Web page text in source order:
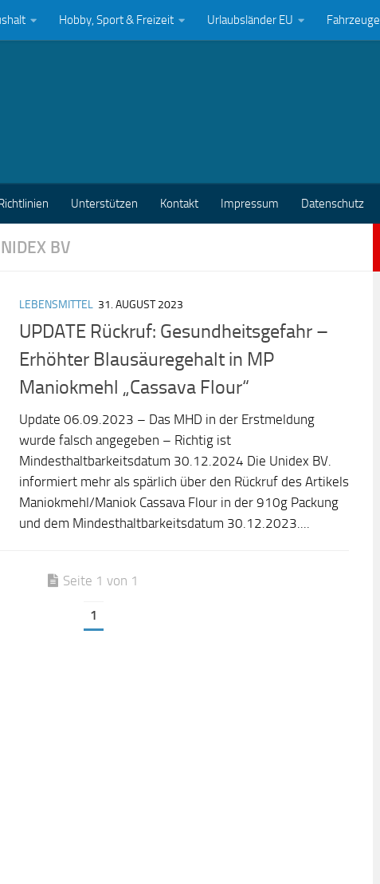
Hobby, Sport & Freizeit Urlaubsländer EU Fahrzeuge
Unterstützen Kontakt Impressum Datenschutz
BV
LEBENSMITTEL 31. AUGUST 2023
UPDATE Rückruf: Gesundheitsgefahr –
Erhöhter Blausäuregehalt in MP
Maniokmehl „Cassava Flour“
Update 06.09.2023 – Das MHD in der Erstmeldung
wurde falsch angegeben – Richtig ist
Mindesthaltbarkeitsdatum 30.12.2024 Die Unidex BV.
informiert mehr als spärlich über den Rückruf des Artikels
Maniokmehl/Maniok Cassava Flour in der 910g Packung
und dem Mindesthaltbarkeitsdatum 30.12.2023....
Seite 1 von 1
1